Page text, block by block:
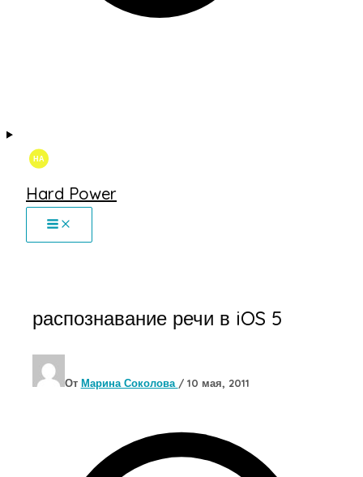
Hard Power
распознавание речи в iOS 5
От Марина Соколова / 10 мая, 2011